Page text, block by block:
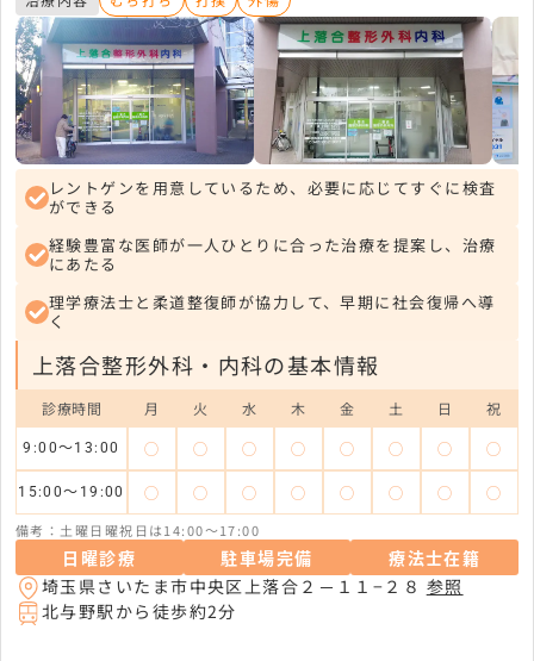
レントゲンを用意しているため、必要に応じてすぐに検査
ができる
経験豊富な医師が一人ひとりに合った治療を提案し、治療
にあたる
理学療法士と柔道整復師が協力して、早期に社会復帰へ導
く
上落合整形外科・内科の基本情報
診療時間 月 火 水 木 金 土 日 祝
9:00～13:00 ◯ ◯ ◯ ◯ ◯ ◯ ◯ ◯
15:00～19:00 ◯ ◯ ◯ ◯ ◯ ◯ ◯ ◯
備考：土曜日曜祝日は14:00～17:00
日曜診療 駐車場完備
療法士在籍
埼玉県さいたま市中央区上落合２－１１−２８ 参照
北与野駅から徒歩約2分